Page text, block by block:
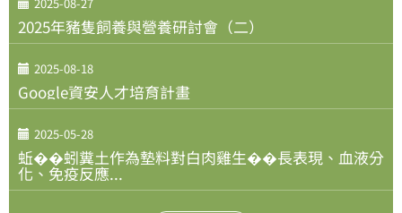
2025年豬隻飼養與營養研討會（二）
2025-08-18
Google資安人才培育計畫
2025-05-28
蚯��蚓糞土作為墊料對白肉雞生��長表現、血液分
化、免疫反應...